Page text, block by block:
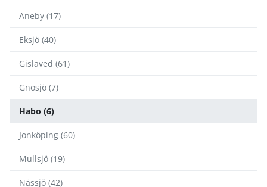
Aneby (17)
Eksjö (40)
Gislaved (61)
Gnosjö (7)
Habo (6)
Jonköping (60)
Mullsjö (19)
Nässjö (42)